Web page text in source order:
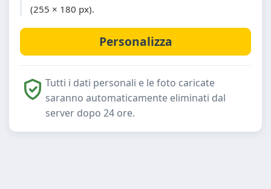
(255 × 180 px).
Tutti i dati personali e le foto caricate
saranno automaticamente eliminati dal
server dopo 24 ore.